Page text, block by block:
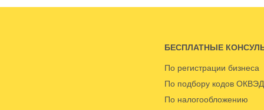
БЕСПЛАТНЫЕ
По регистрации бизнеса
По подбору кодов ОКВЭД
По налогообложению